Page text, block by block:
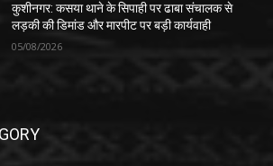
कुशीनगर: कसया थाने के सिपाही पर ढाबा संचालक से
लड़की की डिमांड और मारपीट पर बड़ी कार्यवाही
05/08/2026